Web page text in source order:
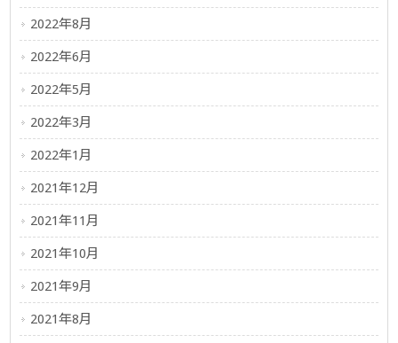
2022年8月
2022年6月
2022年5月
2022年3月
2022年1月
2021年12月
2021年11月
2021年10月
2021年9月
2021年8月